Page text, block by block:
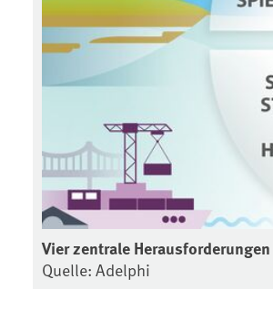
Vier zentrale
Quelle: Adelphi